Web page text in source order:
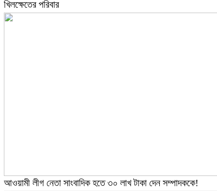
খিলক্ষেতের পরিবার
আওয়ামী লীগ নেতা সাংবাদিক হতে ৩০ লাখ টাকা দেন সম্পাদককে!